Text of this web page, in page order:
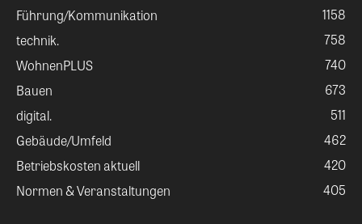
Führung/Kommunikation
1158
technik.
758
WohnenPLUS
740
Bauen
673
digital.
511
Gebäude/Umfeld
462
Betriebskosten aktuell
420
Normen & Veranstaltungen
405